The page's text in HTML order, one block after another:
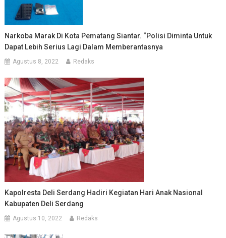
Narkoba Marak Di Kota Pematang Siantar. “Polisi Diminta Untuk
Dapat Lebih Serius Lagi Dalam Memberantasnya
Agustus 8, 2022 Redaks
Kapolresta Deli Serdang Hadiri Kegiatan Hari Anak Nasional
Kabupaten Deli Serdang
Agustus 10, 2022 Redaks